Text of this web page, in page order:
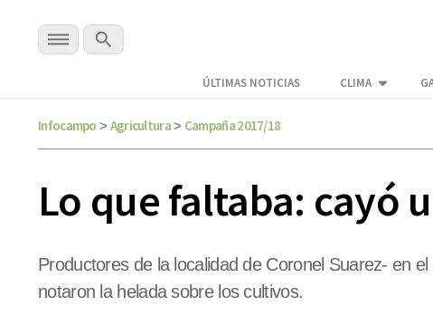
ÚLTIMAS NOTICIAS CLIMA
Infocampo > Agricultura> Campaña 2017/18
Lo que faltaba: cayó
Productores de la localidad de Coronel Suarez- en
notaron la helada sobre los cultivos.